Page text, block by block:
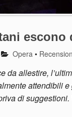
escono
Opera •
da allestire,
attendibili
di